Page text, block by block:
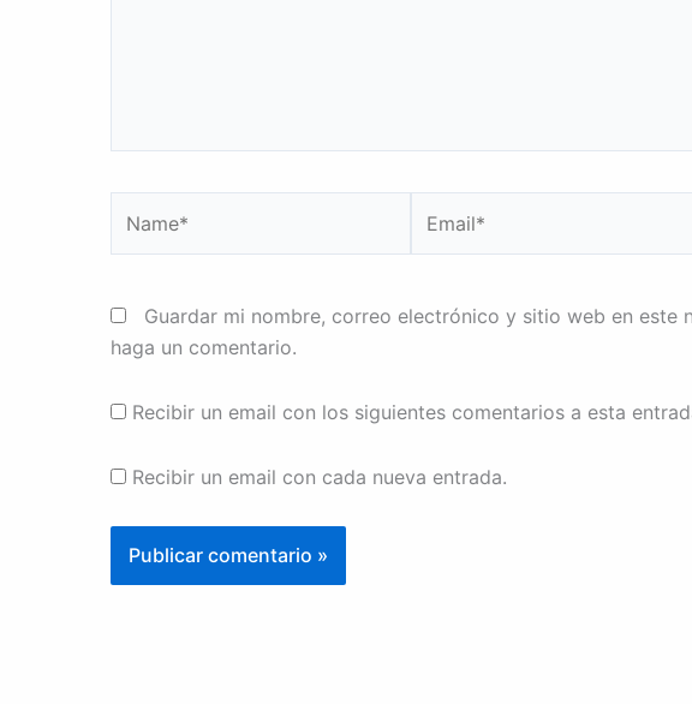
Guardar mi nombre, correo electrónico y sitio web en este
haga un comentario.
Recibir un email con los siguientes comentarios a esta
Recibir un email con cada nueva entrada.